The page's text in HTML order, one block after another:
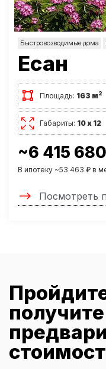
Быстровозводимые дома
Есан
Площадь: 163 м2
Габариты: 10 х 12
~6 415
В ипотеку ~53 463 ₽ в
Посмотреть
получите